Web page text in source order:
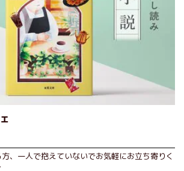
、一人で抱えていないでお気軽にお立ち寄りく